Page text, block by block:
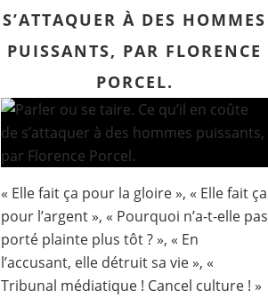
S’ATTAQUER À DES HOMMES
PUISSANTS, PAR FLORENCE
PORCEL.
« Elle fait ça pour la gloire », « Elle fait ça
pour l’argent », « Pourquoi n’a-t-elle pas
porté plainte plus tôt ? », « En
l’accusant, elle détruit sa vie », «
Tribunal médiatique ! Cancel culture ! »